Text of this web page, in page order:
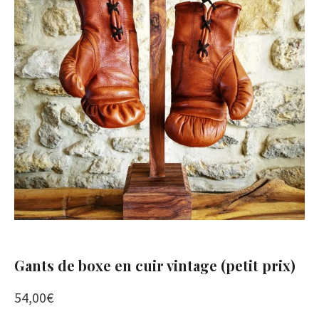
Gants de boxe en cuir vintage (petit prix)
54,00€